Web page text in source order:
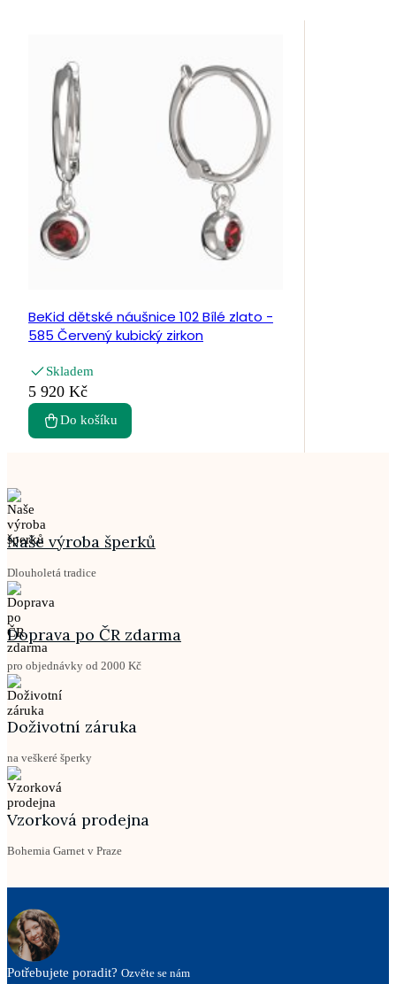
BeKid dětské náušnice 102 Bílé zlato -
585 Červený kubický zirkon
Skladem
5 920 Kč
Do košíku
Naše výroba šperků
Dlouholetá tradice
Doprava po ČR zdarma
pro objednávky od 2000 Kč
Doživotní záruka
na veškeré šperky
Vzorková prodejna
Bohemia Garnet v Praze
Potřebujete poradit? Ozvěte se nám